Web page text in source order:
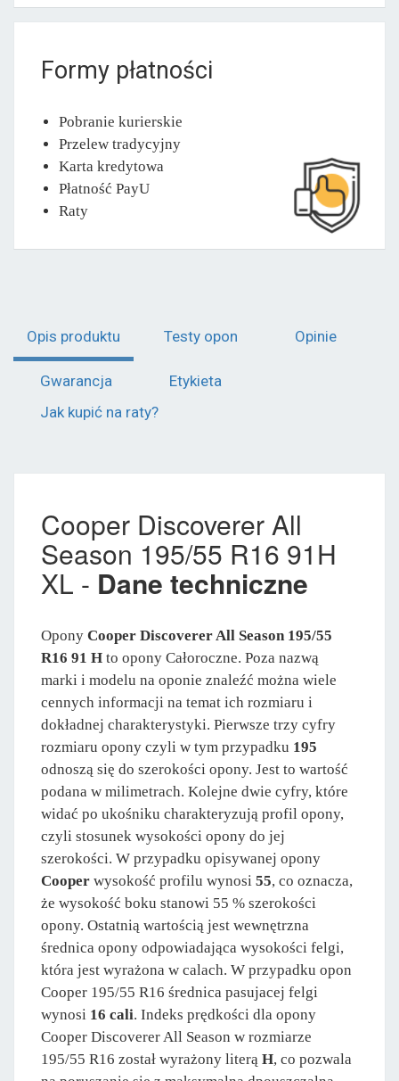
Formy płatności
Pobranie kurierskie
Przelew tradycyjny
Karta kredytowa
Płatność PayU
Raty
Opis produktu Testy opon Opinie
Gwarancja
Etykieta
Jak kupić na raty?
Cooper Discoverer All
Season 195/55 R16 91H
XL - Dane techniczne
Opony Cooper Discoverer All Season 195/55
R16 91 H to opony Całoroczne. Poza nazwą
marki i modelu na oponie znaleźć można wiele
cennych informacji na temat ich rozmiaru i
dokładnej charakterystyki. Pierwsze trzy cyfry
rozmiaru opony czyli w tym przypadku 195
odnoszą się do szerokości opony. Jest to wartość
podana w milimetrach. Kolejne dwie cyfry, które
widać po ukośniku charakteryzują profil opony,
czyli stosunek wysokości opony do jej
szerokości. W przypadku opisywanej opony
Cooper wysokość profilu wynosi 55, co oznacza,
że wysokość boku stanowi 55 % szerokości
opony. Ostatnią wartością jest wewnętrzna
średnica opony odpowiadająca wysokości felgi,
która jest wyrażona w calach. W przypadku opon
Cooper 195/55 R16 średnica pasujacej felgi
wynosi 16 cali. Indeks prędkości dla opony
Cooper Discoverer All Season w rozmiarze
195/55 R16 został wyrażony literą H, co pozwala